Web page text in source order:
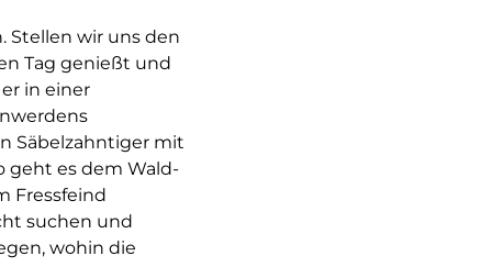
Stellen wir uns den
Tag genießt und
in einer
Säbelzahntiger mit
geht es dem Wald-
Fressfeind
suchen und
wohin die